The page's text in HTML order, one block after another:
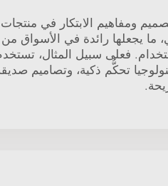
ومفاهيم الابتكار في
ما يجعلها رائدة في الأسواق
فعلى سبيل المثال،
تحكُّم ذكية، وتصاميم